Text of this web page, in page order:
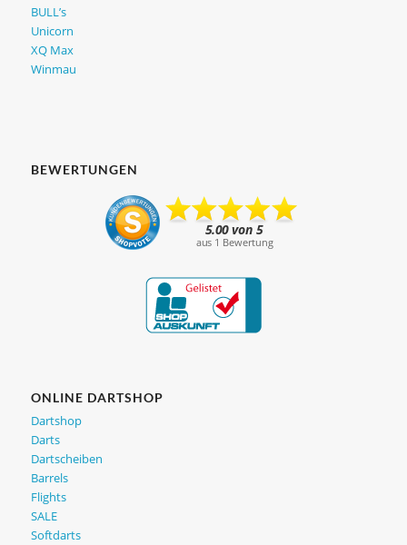
BULL’s
Unicorn
XQ Max
Winmau
BEWERTUNGEN
ONLINE DARTSHOP
Dartshop
Darts
Dartscheiben
Barrels
Flights
SALE
Softdarts